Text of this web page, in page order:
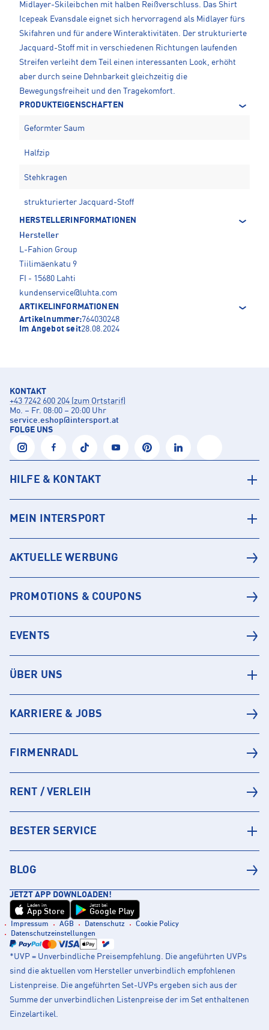
Midlayer-Skileibchen mit halben Reißverschluss. Das Shirt
Icepeak Evansdale eignet sich hervorragend als Midlayer fürs
Skifahren und für andere Winteraktivitäten. Der strukturierte
Jacquard-Stoff mit in verschiedenen Richtungen laufenden
Streifen verleiht dem Teil einen interessanten Look, erhöht
aber durch seine Dehnbarkeit gleichzeitig die
Bewegungsfreiheit und den Tragekomfort.
PRODUKTEIGENSCHAFTEN
Geformter Saum
Halfzip
Stehkragen
strukturierter Jacquard-Stoff
HERSTELLERINFORMATIONEN
Hersteller
L-Fahion Group
Tiilimäenkatu 9
FI - 15680 Lahti
kundenservice@luhta.com
ARTIKELINFORMATIONEN
Artikelnummer:764030248
Im Angebot seit28.08.2024
KONTAKT
+43 7242 600 204 (zum Ortstarif)
Mo. – Fr. 08:00 – 20:00 Uhr
service.eshop@intersport.at
FOLGE UNS
HILFE & KONTAKT
MEIN INTERSPORT
AKTUELLE WERBUNG
PROMOTIONS & COUPONS
EVENTS
ÜBER UNS
KARRIERE & JOBS
FIRMENRADL
RENT / VERLEIH
BESTER SERVICE
BLOG
JETZT APP DOWNLOADEN!
Laden im
App Store
Jetzt bei
Google Play
Impressum AGB Datenschutz
Cookie Policy
Datenschutzeinstellungen
*UVP = Unverbindliche Preisempfehlung. Die angeführten UVPs
sind die aktuellen vom Hersteller unverbindlich empfohlenen
Listenpreise. Die angeführten Set-UVPs ergeben sich aus der
Summe der unverbindlichen Listenpreise der im Set enthaltenen
Einzelartikel.